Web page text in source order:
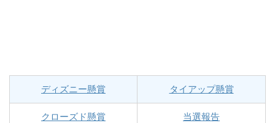
ディズニー懸賞 タイアップ懸賞
クローズド懸賞 当選報告